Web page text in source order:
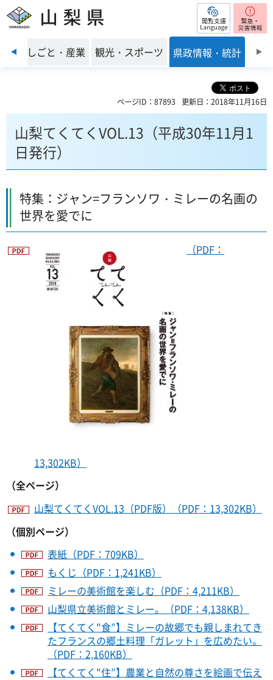
山梨県 閲覧支援
前のスライドを表示
境 しごと・産業 観光・スポーツ 県政情報・統計
ページID：87893 更新日：2018年11月16日
山梨てくてくVOL.13（平成30年11月1
日発行）
特集：ジャン=フランソワ・ミレーの名画の
世界を愛でに
（PDF：
13,302KB）
（全ページ）
山梨てくてくVOL.13（PDF版）（PDF：13,302KB）
（個別ページ）
表紙（PDF：709KB）
もくじ（PDF：1,241KB）
ミレーの美術館を楽しむ（PDF：4,211KB）
山梨県立美術館とミレー。（PDF：4,138KB）
【てくてく"食”】ミレーの故郷でも親しまれてき
たフランスの郷土料理「ガレット」を広めたい。
（PDF：2,160KB）
【てくてく"住”】農業と自然の尊さを絵画で伝え